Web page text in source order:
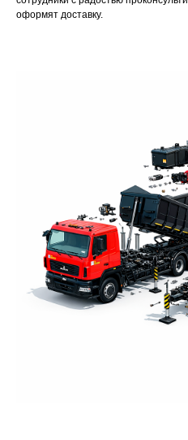
оформят доставку.